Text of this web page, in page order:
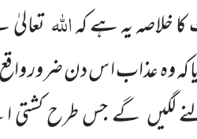
خلاصہ یہ ہے کہاللہ
کہ وہ عذاب ا س دن ضرور
لگیں گے جس طرح کشتی